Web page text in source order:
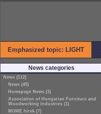
Emphasized topic: LIGHT
News categories
News (112)
News (45)
Homepage News (3)
Association of Hungarian Furniture and
Woodworking Industries (1)
MOME hírek (7)